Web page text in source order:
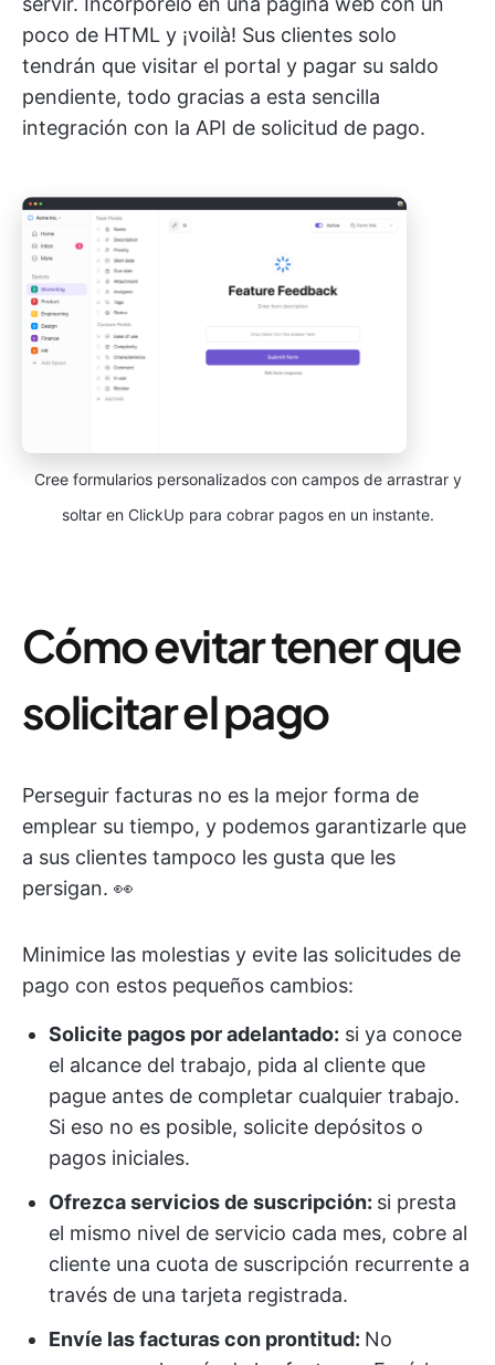
poco de HTML y ¡voilà! Sus clientes solo
tendrán que visitar el portal y pagar su saldo
pendiente, todo gracias a esta sencilla
integración con la API de solicitud de pago.
Cree formularios personalizados con campos de arrastrar y
soltar en ClickUp para cobrar pagos en un instante.
Cómo evitar tener que
solicitar el pago
Perseguir facturas no es la mejor forma de
emplear su tiempo, y podemos garantizarle que
a sus clientes tampoco les gusta que les
persigan. 👀
Minimice las molestias y evite las solicitudes de
pago con estos pequeños cambios:
Solicite pagos por adelantado: si ya conoce
el alcance del trabajo, pida al cliente que
pague antes de completar cualquier trabajo.
Si eso no es posible, solicite depósitos o
pagos iniciales.
Ofrezca servicios de suscripción: si presta
el mismo nivel de servicio cada mes, cobre al
cliente una cuota de suscripción recurrente a
través de una tarjeta registrada.
Envíe las facturas con prontitud: No